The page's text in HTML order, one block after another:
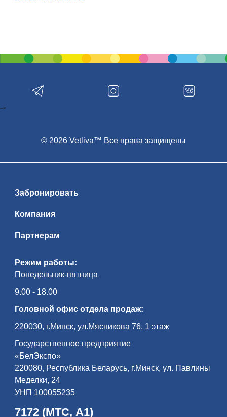
Режим работы:
Понедельник-пятница
9.00 - 18.00
Головной офис отдела продаж:
220030, г.Минск, ул.Мясникова 76, 1 этаж
Государственное предприятие
«БелЭкспо»
220080, Республика Беларусь, г.Минск, ул. Павлины
Меделки, 24
УНП 100055235
7172 (МТС, А1)
Забронировать
Компания
Партнерам
© 2026 Vetliva™ Все права защищены
-->